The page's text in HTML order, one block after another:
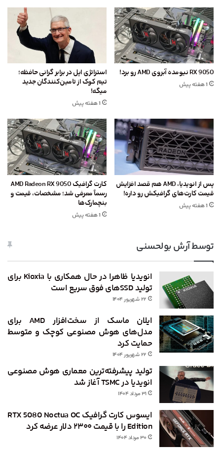
RX 9050 نیومده آبروی AMD رو برد!
1 هفته پیش
استراتژی اپل در برابر گرانی حافظه؛
تیم کوک از تامین‌کنندگان جدید
میگه!
1 هفته پیش
پس از انویدیا، AMD هم قصد افزایش
قیمت کارت‌های گرافیکش رو داره!
1 هفته پیش
کارت گرافیک AMD Radeon RX 9050
رسماً معرفی شد؛ مشخصات، قیمت و
بنچمارک‌ها
1 هفته پیش
توسط آرش بولحسنی
انویدیا ظاهرا در حال همکاری با Kioxia برای
تولید SSDهای فوق سریع است
۲۲ شهریور ۱۴۰۴
ایلان ماسک از سخت‌افزار AMD برای
مدل‌های هوش مصنوعی کوچک و متوسط
حمایت کرد
۲۲ شهریور ۱۴۰۴
تولید پیشرفته‌ترین معماری هوش مصنوعی
انویدیا در TSMC آغاز شد
۳۱ مرداد ۱۴۰۴
ایسوس کارت گرافیک RTX 5080 Noctua OC
Edition را با قیمت ۲۳۰۰ دلار عرضه کرد
۳۰ مرداد ۱۴۰۴